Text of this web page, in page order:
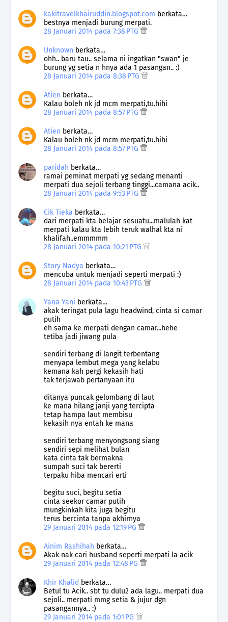
kakitravelkhairuddin.blogspot.com berkata…
bestnya menjadi burung merpati.
28 Januari 2014 pada 7:38 PTG
Unknown berkata…
ohh.. baru tau.. selama ni ingatkan "swan" je
burung yg setia n hnya ada 1 pasangan.. :)
28 Januari 2014 pada 8:38 PTG
Atien berkata…
Kalau boleh nk jd mcm merpati,tu.hihi
28 Januari 2014 pada 8:57 PTG
Atien berkata…
Kalau boleh nk jd mcm merpati,tu.hihi
28 Januari 2014 pada 8:57 PTG
paridah berkata…
ramai peminat merpati yg sedang menanti
merpati dua sejoli terbang tinggi...camana acik..
28 Januari 2014 pada 9:53 PTG
Cik Tieka berkata…
dari merpati kta belajar sesuatu...malulah kat
merpati kalau kta lebih teruk walhal kta ni
khalifah..emmmmm
28 Januari 2014 pada 10:21 PTG
Story Nadya berkata…
mencuba untuk menjadi seperti merpati :)
28 Januari 2014 pada 10:43 PTG
Yana Yani berkata…
akak teringat pula lagu headwind, cinta si camar
putih
eh sama ke merpati dengan camar...hehe
tetiba jadi jiwang pula
sendiri terbang di langit terbentang
menyapa lembut mega yang kelabu
kemana kah pergi kekasih hati
tak terjawab pertanyaan itu
ditanya puncak gelombang di laut
ke mana hilang janji yang tercipta
tetap hampa laut membisu
kekasih nya entah ke mana
sendiri terbang menyongsong siang
sendiri sepi melihat bulan
kata cinta tak bermakna
sumpah suci tak bererti
terpaku hiba mencari erti
begitu suci, begitu setia
cinta seekor camar putih
mungkinkah kita juga begitu
terus bercinta tanpa akhirnya
29 Januari 2014 pada 12:19 PG
Ainim Rashihah berkata…
Akak nak cari husband seperti merpati la acik
29 Januari 2014 pada 12:48 PG
Khir Khalid berkata…
Betul tu Acik.. sbt tu dulu2 ada lagu.. merpati dua
sejoli.. merpati mmg setia & jujur dgn
pasangannya.. :)
29 Januari 2014 pada 1:01 PG